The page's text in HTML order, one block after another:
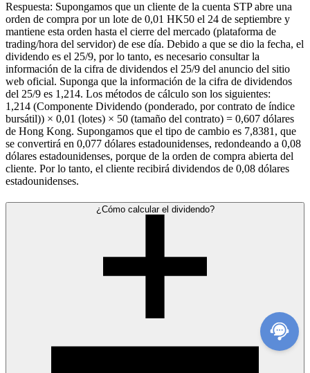
Respuesta: Supongamos que un cliente de la cuenta STP abre una
orden de compra por un lote de 0,01 HK50 el 24 de septiembre y
mantiene esta orden hasta el cierre del mercado (plataforma de
trading/hora del servidor) de ese día. Debido a que se dio la fecha, el
dividendo es el 25/9, por lo tanto, es necesario consultar la
información de la cifra de dividendos el 25/9 del anuncio del sitio
web oficial. Suponga que la información de la cifra de dividendos
del 25/9 es 1,214. Los métodos de cálculo son los siguientes:
1,214 (Componente Dividendo (ponderado, por contrato de índice
bursátil)) × 0,01 (lotes) × 50 (tamaño del contrato) = 0,607 dólares
de Hong Kong. Supongamos que el tipo de cambio es 7,8381, que
se convertirá en 0,077 dólares estadounidenses, redondeando a 0,08
dólares estadounidenses, porque de la orden de compra abierta del
cliente. Por lo tanto, el cliente recibirá dividendos de 0,08 dólares
estadounidenses.
¿Cómo calcular el dividendo?